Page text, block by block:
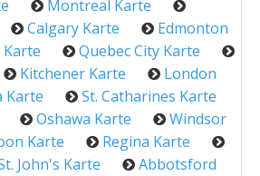
Montreal Karte
Calgary Karte
Edmonton
Quebec City Karte
Kitchener Karte
London
Karte
St. Catharines Karte
Oshawa Karte
Windsor
Karte
Regina Karte
John's Karte
Abbotsford